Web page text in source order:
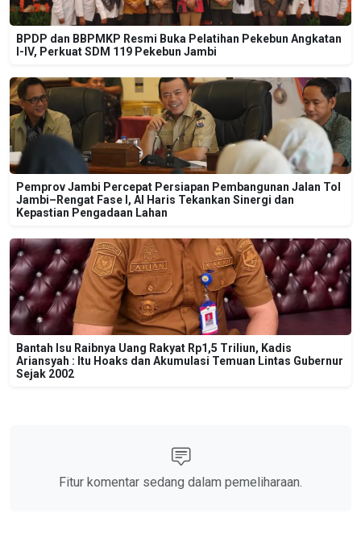
BPDP dan BBPMKP Resmi Buka Pelatihan Pekebun Angkatan
I-IV, Perkuat SDM 119 Pekebun Jambi
Pemprov Jambi Percepat Persiapan Pembangunan Jalan Tol
Jambi–Rengat Fase I, Al Haris Tekankan Sinergi dan
Kepastian Pengadaan Lahan
Bantah Isu Raibnya Uang Rakyat Rp1,5 Triliun, Kadis
Ariansyah : Itu Hoaks dan Akumulasi Temuan Lintas Gubernur
Sejak 2002
Fitur komentar sedang dalam pemeliharaan.